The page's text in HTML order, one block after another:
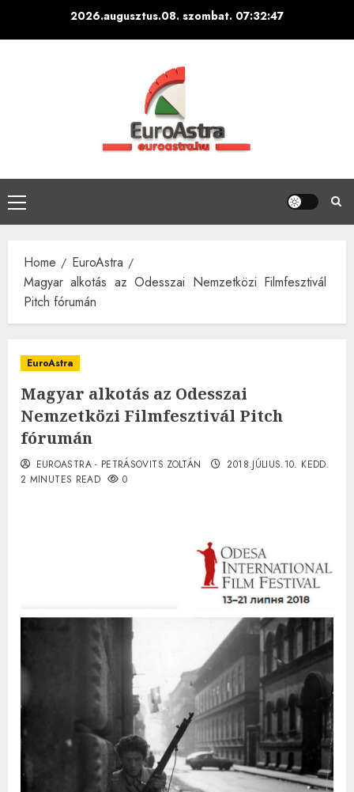
2026.augusztus.08. szombat. 07:32:48
Primary
Menu
Home
EuroAstra
Magyar alkotás az Odesszai Nemzetközi Filmfesztivál
Pitch fórumán
EuroAstra
Magyar alkotás az Odesszai
Nemzetközi Filmfesztivál Pitch
fórumán
EUROASTRA - PETRÁSOVITS ZOLTÁN
2018.JÚLIUS.10. KEDD.
2 MINUTES READ
0